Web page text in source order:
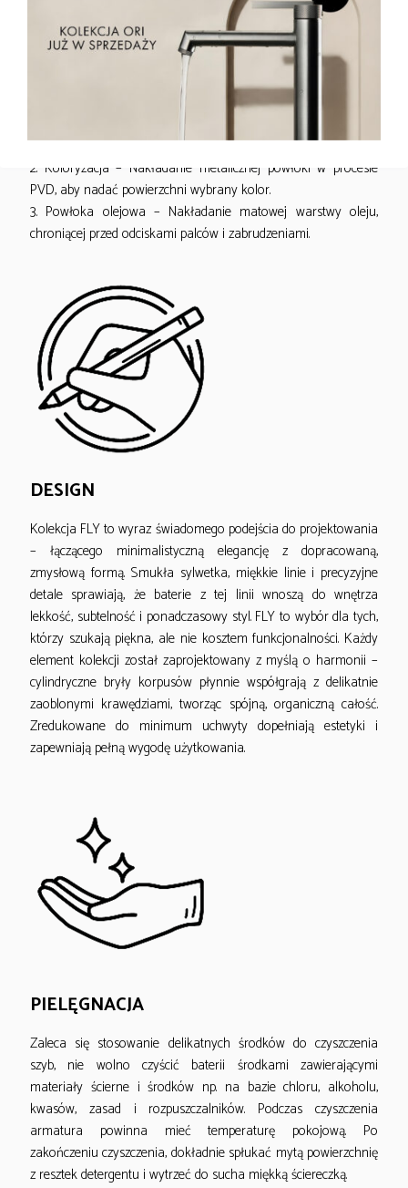
metalicznych powłok w warunkach próżni – czyli w specjalnej
komorze, w której znacznie obniżono ciśnienie powietrza, co
pozwala cząsteczkom metali swobodnie przemieszczać się i
równomiernie osadzać na powierzchni baterii łazienkowych.
1. Niklowanie i chromowanie – Osadzanie metali, które tworzą
ochronna powłokę zwiększającą odporność na uszkodzenia.
2. Koloryzacja – Nakładanie metalicznej powłoki w procesie
PVD, aby nadać powierzchni wybrany kolor.
3. Powłoka olejowa – Nakładanie matowej warstwy oleju,
chroniącej przed odciskami palców i zabrudzeniami.
DESIGN
Kolekcja FLY to wyraz świadomego podejścia do projektowania
– łączącego minimalistyczną elegancję z dopracowaną,
zmysłową formą. Smukła sylwetka, miękkie linie i precyzyjne
detale sprawiają, że baterie z tej linii wnoszą do wnętrza
lekkość, subtelność i ponadczasowy styl. FLY to wybór dla tych,
którzy szukają piękna, ale nie kosztem funkcjonalności. Każdy
element kolekcji został zaprojektowany z myślą o harmonii –
cylindryczne bryły korpusów płynnie współgrają z delikatnie
zaoblonymi krawędziami, tworząc spójną, organiczną całość.
Zredukowane do minimum uchwyty dopełniają estetyki i
zapewniają pełną wygodę użytkowania.
PIELĘGNACJA
Zaleca się stosowanie delikatnych środków do czyszczenia
szyb, nie wolno czyścić baterii środkami zawierającymi
materiały ścierne i środków np. na bazie chloru, alkoholu,
kwasów, zasad i rozpuszczalników. Podczas czyszczenia
armatura powinna mieć temperaturę pokojową. Po
zakończeniu czyszczenia, dokładnie spłukać mytą powierzchnię
z resztek detergentu i wytrzeć do sucha miękką ściereczką.